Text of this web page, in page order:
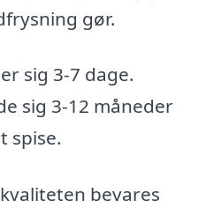
gør.
sig 3-7 dage.
sig 3-12 måneder
spise.
bevares